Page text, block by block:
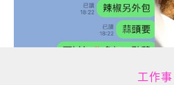
工作事